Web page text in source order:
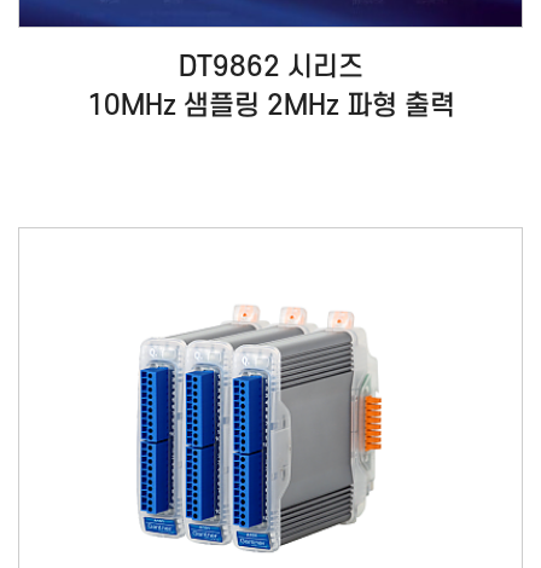
DT9862 시리즈
10MHz 샘플링 2MHz 파형 출력